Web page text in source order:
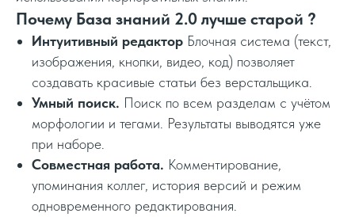
Почему База знаний 2.0 лучше старой ?
Интуитивный редактор Блочная система (текст,
изображения, кнопки, видео, код) позволяет
создавать красивые статьи без верстальщика.
Умный поиск. Поиск по всем разделам с учётом
морфологии и тегами. Результаты выводятся уже
при наборе.
Совместная работа. Комментирование,
упоминания коллег, история версий и режим
одновременного редактирования.